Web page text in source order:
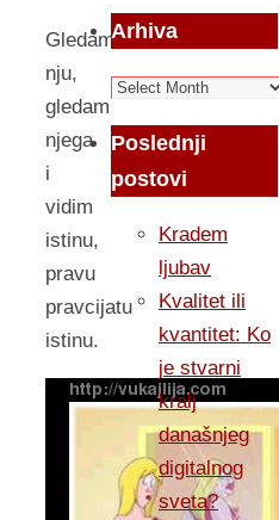
Gledam
nju,
gledam
njega
i
vidim
istinu,
pravu
pravcijatu
istinu.
Arhiva
Arhiva
Poslednji
postovi
Kradem
ljubav
Kvalitet ili
kvantitet: Ko
je stvarni
kralj
današnjeg
digitalnog
sveta?